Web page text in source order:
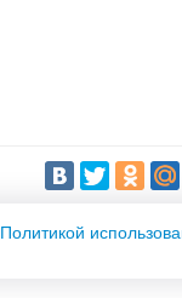
Политикой